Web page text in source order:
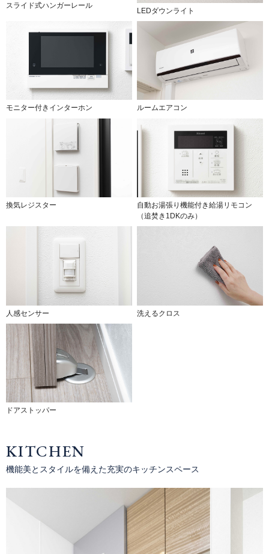
スライド式ハンガーレール
LEDダウンライト
モニター付きインターホン ルームエアコン
換気レジスター
自動お湯張り機能付き給湯リモコン
（追焚き1DKのみ）
人感センサー 洗えるクロス
ドアストッパー
KITCHEN
機能美とスタイルを備えた充実のキッチンスペース